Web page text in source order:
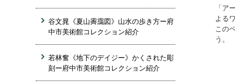
谷文晁《夏山霽靄図》山水の歩き方ー府
中市美術館コレクション紹介
若林奮《地下のデイジー》かくされた彫
刻ー府中市美術館コレクション紹介
「ア
よる
この
う。